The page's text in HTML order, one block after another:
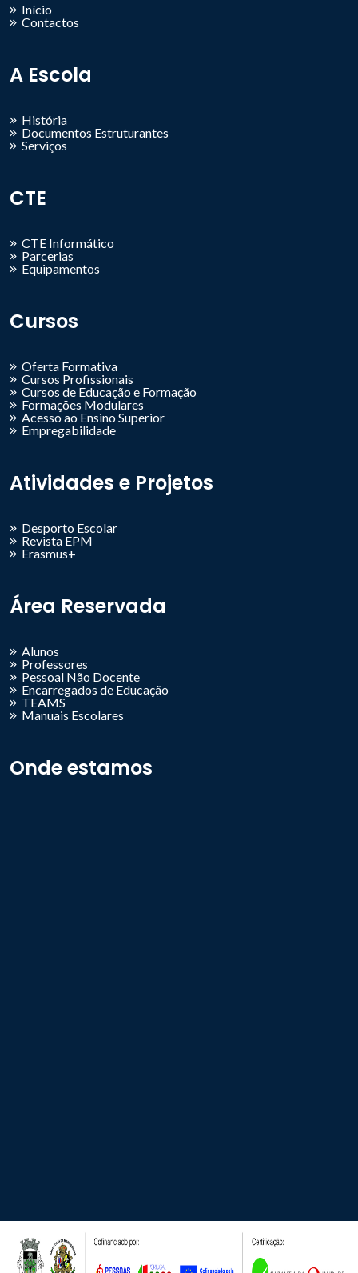
Início
Contactos
A Escola
História
Documentos Estruturantes
Serviços
CTE
CTE Informático
Parcerias
Equipamentos
Cursos
Oferta Formativa
Cursos Profissionais
Cursos de Educação e Formação
Formações Modulares
Acesso ao Ensino Superior
Empregabilidade
Atividades e Projetos
Desporto Escolar
Revista EPM
Erasmus+
Área Reservada
Alunos
Professores
Pessoal Não Docente
Encarregados de Educação
TEAMS
Manuais Escolares
Onde estamos